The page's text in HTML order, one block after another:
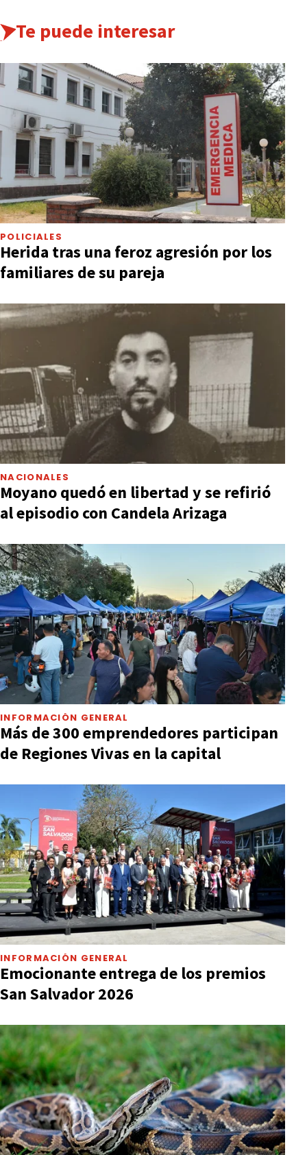
Te puede interesar
POLICIALES
Herida tras una feroz agresión por los
familiares de su pareja
NACIONALES
Moyano quedó en libertad y se refirió
al episodio con Candela Arizaga
INFORMACIÓN GENERAL
Más de 300 emprendedores participan
de Regiones Vivas en la capital
INFORMACIÓN GENERAL
Emocionante entrega de los premios
San Salvador 2026